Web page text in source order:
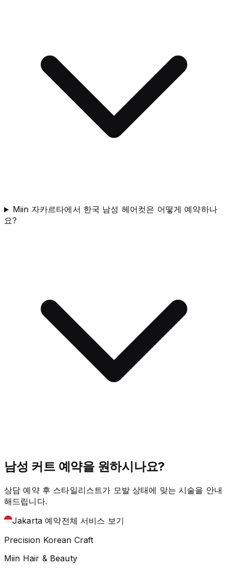
Miin 자카르타에서 한국 남성 헤어컷은 어떻게 예약하나
요?
남성 커트 예약을 원하시나요?
상담 예약 후 스타일리스트가 모발 상태에 맞는 시술을 안내
해드립니다.
Jakarta 예약전체 서비스 보기
Precision Korean Craft
Miin Hair & Beauty